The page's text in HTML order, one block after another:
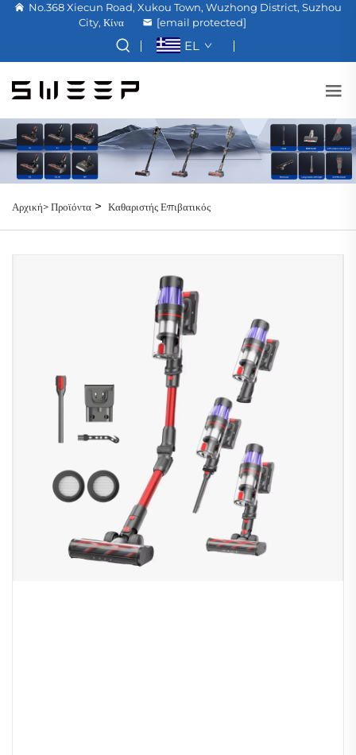
No.368 Xiecun Road, Xukou Town, Wuzhong District, Suzhou
City, Κίνα
[email protected]
EL
Αρχική>Προϊόντα > Καθαριστής Επιβατικός